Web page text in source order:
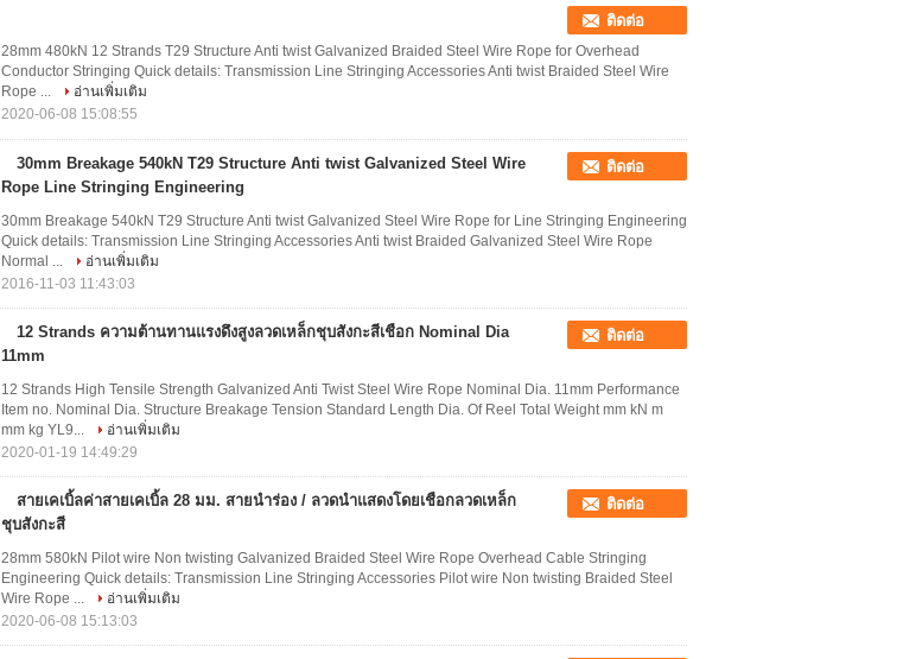
ติดต่อ
28mm 480kN 12 Strands T29 Structure Anti twist Galvanized Braided Steel Wire Rope for Overhead
Conductor Stringing Quick details: Transmission Line Stringing Accessories Anti twist Braided Steel Wire
Rope ...
อ่านเพิ่มเติม
2020-06-08 15:08:55
30mm Breakage 540kN T29 Structure Anti twist Galvanized Steel Wire
Rope Line Stringing Engineering
ติดต่อ
30mm Breakage 540kN T29 Structure Anti twist Galvanized Steel Wire Rope for Line Stringing Engineering
Quick details: Transmission Line Stringing Accessories Anti twist Braided Galvanized Steel Wire Rope
Normal ...
อ่านเพิ่มเติม
2016-11-03 11:43:03
12 Strands ความต้านทานแรงดึงสูงลวดเหล็กชุบสังกะสีเชือก Nominal Dia
11mm
ติดต่อ
12 Strands High Tensile Strength Galvanized Anti Twist Steel Wire Rope Nominal Dia. 11mm Performance
Item no. Nominal Dia. Structure Breakage Tension Standard Length Dia. Of Reel Total Weight mm kN m
mm kg YL9...
อ่านเพิ่มเติม
2020-01-19 14:49:29
สายเคเบิ้ลค่าสายเคเบิ้ล 28 มม. สายนำร่อง / ลวดนำแสดงโดยเชือกลวดเหล็ก
ชุบสังกะสี
ติดต่อ
28mm 580kN Pilot wire Non twisting Galvanized Braided Steel Wire Rope Overhead Cable Stringing
Engineering Quick details: Transmission Line Stringing Accessories Pilot wire Non twisting Braided Steel
Wire Rope ...
อ่านเพิ่มเติม
2020-06-08 15:13:03